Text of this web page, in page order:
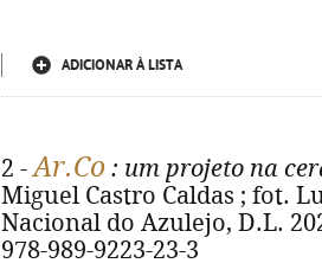
ADICIONAR À LISTA
2 -Ar.Co : um projeto na
Miguel Castro Caldas ; fot.
Nacional do Azulejo, D.L.
978-989-9223-23-3